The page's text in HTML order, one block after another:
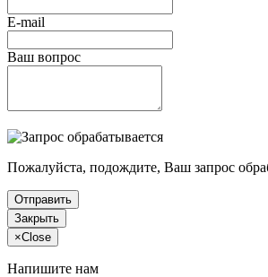
E-mail
Ваш вопрос
Пожалуйста, подождите, Ваш запрос
Отправить
Закрыть
×Close
Напишите нам